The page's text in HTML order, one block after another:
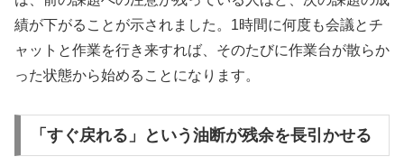
績が下がることが示されました。1時間に何度も会議とチ
ャットと作業を行き来すれば、そのたびに作業台が散らか
った状態から始めることになります。
「すぐ戻れる」という油断が残余を長引かせる